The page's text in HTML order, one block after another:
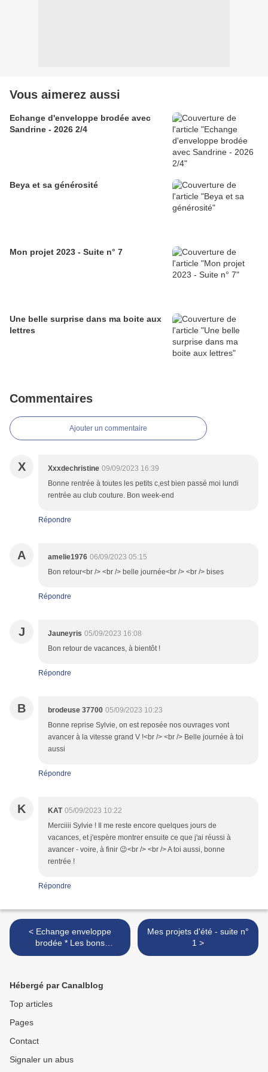
Vous aimerez aussi
Echange d'enveloppe brodée avec
Sandrine - 2026 2/4
Beya et sa générosité
Mon projet 2023 - Suite n° 7
Une belle surprise dans ma boite aux
lettres
Commentaires
Ajouter un commentaire
X Xxxdechristine 09/09/2023 16:39
Bonne rentrée à toutes les petits c,est bien passé moi lundi
rentrée au club couture. Bon week-end
Répondre
A amelie1976 06/09/2023 05:15
Bon retour<br /> <br /> belle journée<br /> <br /> bises
Répondre
J Jauneyris 05/09/2023 16:08
Bon retour de vacances, à bientôt !
Répondre
B brodeuse 37700 05/09/2023 10:23
Bonne reprise Sylvie, on est reposée nos ouvrages vont
avancer à la vitesse grand V !<br /> <br /> Belle journée à toi
aussi
Répondre
K KAT 05/09/2023 10:22
Merciiii Sylvie ! Il me reste encore quelques jours de
vacances, et j'espère montrer ensuite ce que j'ai réussi à
avancer - voire, à finir 😉<br /> <br /> A toi aussi, bonne
rentrée !
Répondre
< Echange enveloppe
brodée * Les bons
moments de l'été
Mes projets d'été - suite n°
1 >
Hébergé par Canalblog
Top articles
Pages
Contact
Signaler un abus